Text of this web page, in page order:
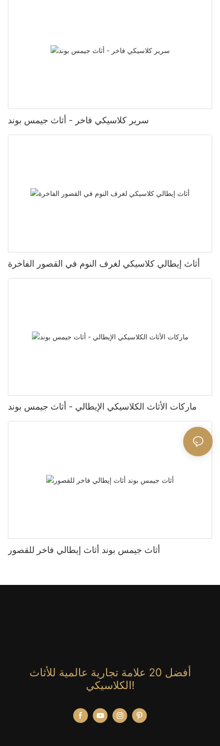
سرير كلاسيكي فاخر - أثاث جيمس بوند
أثاث إيطالي كلاسيكي لغرف النوم في القصور الفاخرة
ماركات الأثاث الكلاسيكي الإيطالي - أثاث جيمس بوند
أثاث جيمس بوند أثاث إيطالي فاخر للقصور
أفضل 20 علامة تجارية عالمية للأثاث
الكلاسيكي!